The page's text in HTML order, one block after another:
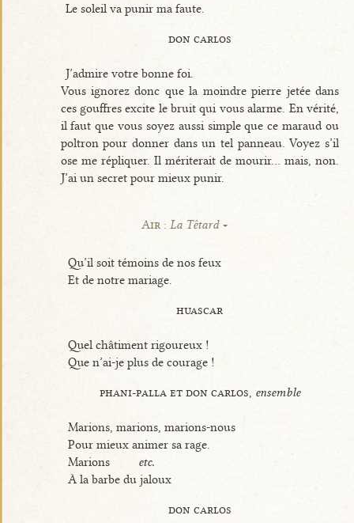
Le soleil va punir ma faute.
don carlos
J’admire votre bonne foi.
Vous ignorez donc que la moindre pierre jetée dans
ces gouffres excite le bruit qui vous alarme. En vérité,
il faut que vous soyez aussi simple que ce maraud ou
poltron pour donner dans un tel panneau. Voyez s’il
ose me répliquer. Il mériterait de mourir... mais, non.
J’ai un secret pour mieux punir.
Air :La Têtard
Qu’il soit témoins de nos feux
Et de notre mariage.
huascar
Quel châtiment rigoureux !
Que n’ai-je plus de courage !
phani-palla et don carlos, ensemble
Marions, marions, marions-nous
Pour mieux animer sa rage.
Marions
etc.
À la barbe du jaloux
don carlos